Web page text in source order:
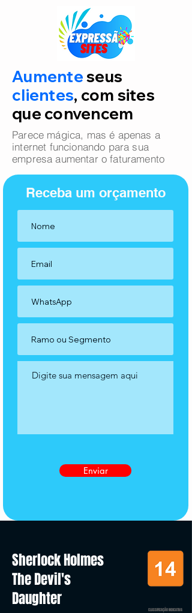
Aumenteseus
clientes, com sites
que convencem
Parece mágica, mas é apenas a
internet funcionando para sua
empresa aumentar o faturamento
Receba um orçamento
Enviar
Sherlock Holmes
The Devil's
Daughter
CLASSIFICAÇÃO INDICATIVA